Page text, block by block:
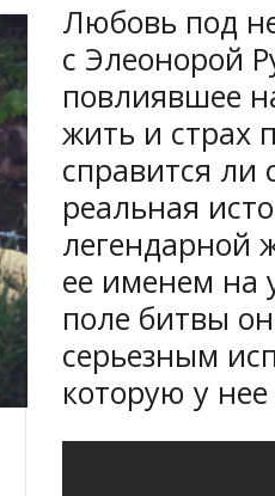
Любовь под
с Элеонорой
повлиявшее
жить и страх
справится ли
реальная
легендарной
ее именем на
поле битвы
серьезным
которую у